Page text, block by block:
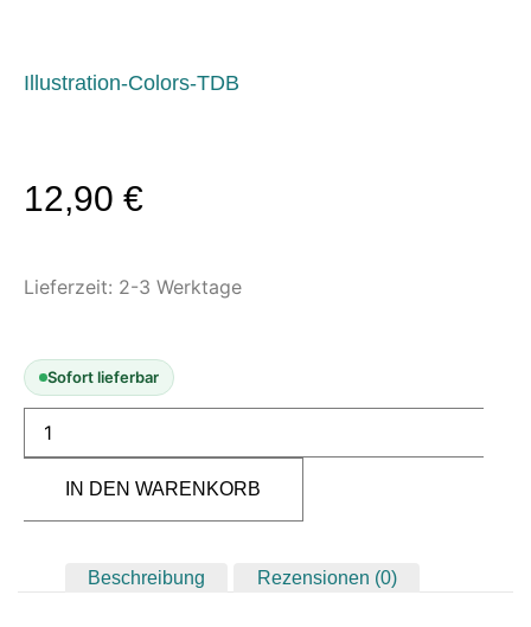
Oberflächenvorbereitung &
Schleif- & Poliermittel
Sandstrahlen & Spezialbehandlungen
Reinigung & Pflege
Luftreinigung & Filter
Arbeitsplatz & Zubehör
Illustration-Colors-TDB
12,90 €
Lieferzeit: 2-3 Werktage
Sofort lieferbar
IN DEN WARENKORB
Beschreibung Rezensionen (0)